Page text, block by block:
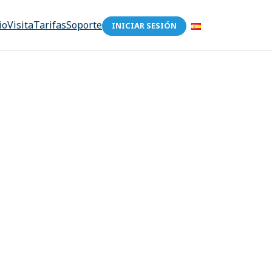
VisitaTarifasSoporte INICIAR SESIÓN